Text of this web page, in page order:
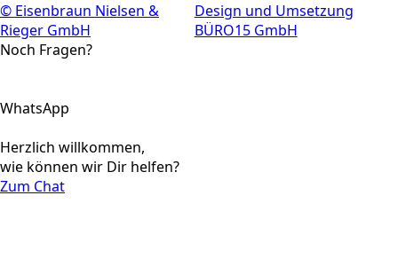
© Eisenbraun Nielsen &
Rieger GmbH
Design und Umsetzung
BÜRO15 GmbH
Noch Fragen?
WhatsApp
Herzlich willkommen,
wie können wir Dir helfen?
Zum Chat